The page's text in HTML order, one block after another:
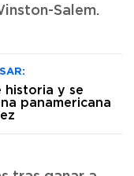
Salem.
historia y se
panamericana